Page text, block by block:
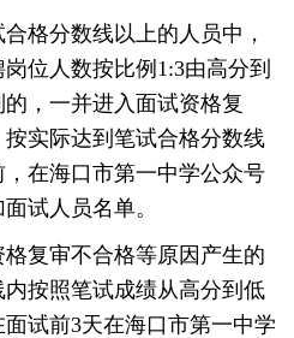
格分数线以上的人员中，
位人数按比例1:3由高分到
，一并进入面试资格复
实际达到笔试合格分数线
在海口市第一中学公众号
试人员名单。
复审不合格等原因产生的
按照笔试成绩从高分到低
试前3天在海口市第一中学